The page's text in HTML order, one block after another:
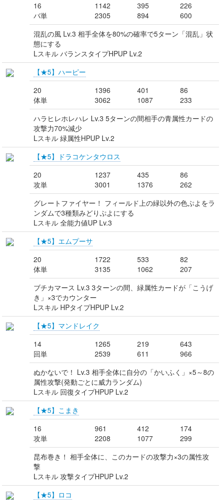
16
バ単
1142
2305
395
894
226
600
混乱の風 Lv.3 相手全体を80%の確率で5ターン「混乱」状
態にする
Lスキル バランスタイプHPUP Lv.2
【★5】ハーピー
20
体単
1396
3062
401
1087
86
233
ハラヒレホレハレ Lv.3 5ターンの間相手の青属性カードの
攻撃力70%減少
Lスキル 緑属性HPUP Lv.2
【★5】ドラコケンタウロス
20
攻単
1237
3001
435
1376
86
262
グレートファイヤー！ フィールド上の緑以外の色ぷよをラ
ンダムで3種類みどりぷよにする
Lスキル 全能力値UP Lv.3
【★5】エムプーサ
20
体単
1722
3135
533
1062
82
207
ブチカマース Lv.3 3ターンの間、緑属性カードが「こうげ
き」×3でカウンター
Lスキル HPタイプHPUP Lv.2
【★5】マンドレイク
14
回単
1265
2539
219
611
643
966
ぬかないで！ Lv.3 相手全体に自分の「かいふく」×5～8の
属性攻撃(発動ごとに威力ランダム)
Lスキル 回復タイプHPUP Lv.2
【★5】こまき
16
攻単
961
2208
412
1077
174
299
昆布巻き！ 相手全体に、このカードの攻撃力×3の属性攻
撃
Lスキル 攻撃タイプHPUP Lv.2
【★5】ロコ